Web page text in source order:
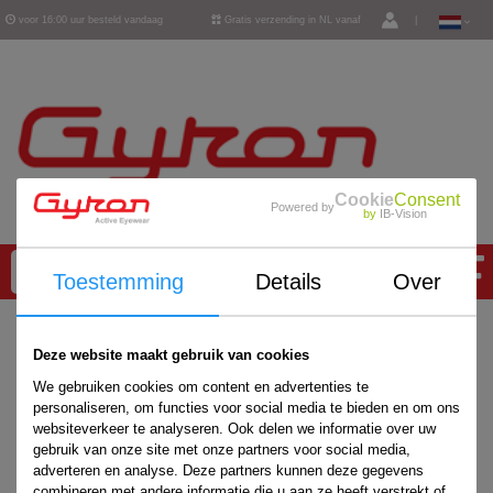
voor 16:00 uur besteld vandaag Gratis verzending in NL vanaf
Powered byCookieConsent
by IB-Vision
Toestemming Details Over
Deze website maakt gebruik van cookies
We gebruiken cookies om content en advertenties te
personaliseren, om functies voor social media te bieden en om ons
websiteverkeer te analyseren. Ook delen we informatie over uw
gebruik van onze site met onze partners voor social media,
adverteren en analyse. Deze partners kunnen deze gegevens